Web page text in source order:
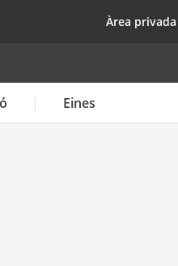
top
Àrea privada
Eines